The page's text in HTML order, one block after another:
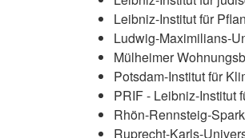
Leibniz-Institut für
Ludwig-Maximilians-
Mülheimer
Potsdam-Institut für
PRIF - Leibniz-Institut
Rhön-Rennsteig-
Ruprecht-Karls-